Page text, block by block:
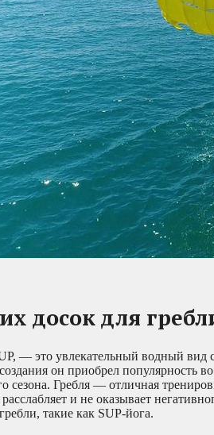
досок для
— это увлекательный водный
он приобрел популярность
сезона. Гребля — отличная
и не оказывает
такие как SUP-йога.